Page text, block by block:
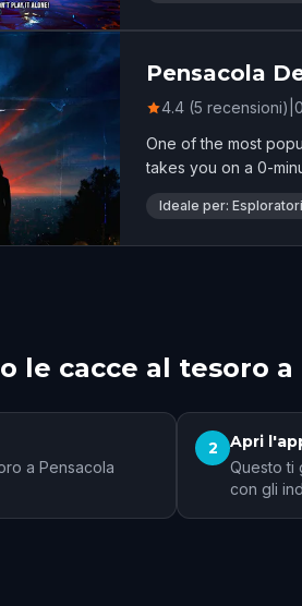
Pensacola
4.4 (5 recensioni) 0
One of the most
takes you on a 0-
Ideale per: Esploratori
le cacce al tesoro a
a Pensacola
2 Apri
Questo ti
con gli